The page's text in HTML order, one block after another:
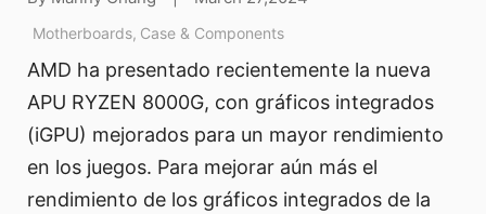
Motherboards, Case & Components
AMD ha presentado recientemente la nueva
APU RYZEN 8000G, con gráficos integrados
(iGPU) mejorados para un mayor rendimiento
en los juegos. Para mejorar aún más el
rendimiento de los gráficos integrados de la